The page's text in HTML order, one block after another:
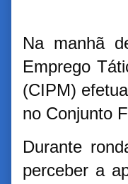
Na manhã
Emprego
(CIPM)
no Conjunto
Durante
perceber a